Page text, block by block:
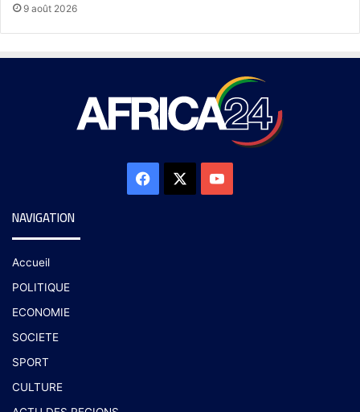
9 août 2026
NAVIGATION
Accueil
POLITIQUE
ECONOMIE
SOCIETE
SPORT
CULTURE